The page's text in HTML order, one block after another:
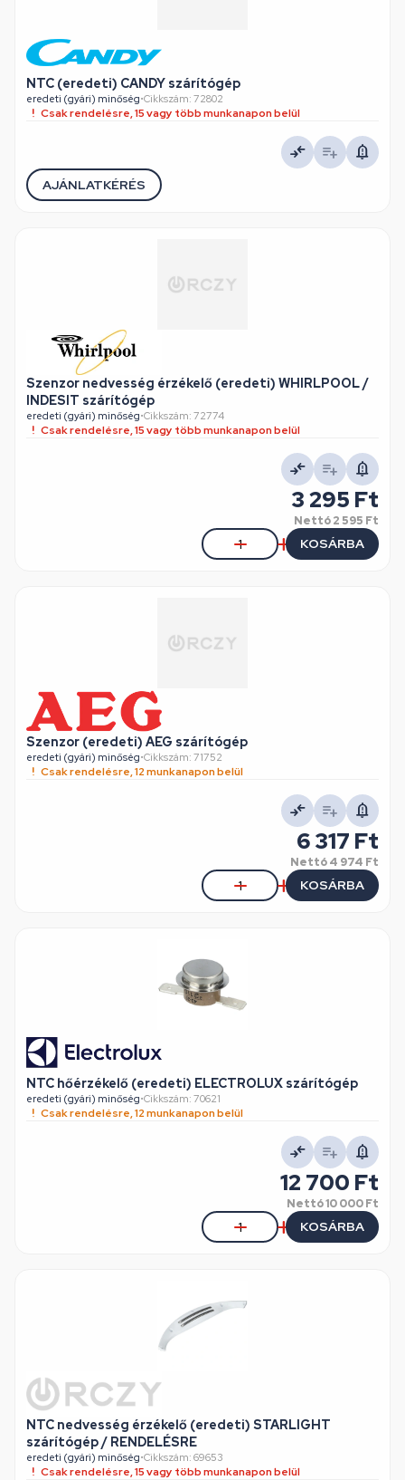
NTC (eredeti) CANDY szárítógép
eredeti (gyári) minőség•Cikkszám: 72802
Csak rendelésre, 15 vagy több munkanapon belül
AJÁNLATKÉRÉS
Szenzor nedvesség érzékelő (eredeti) WHIRLPOOL /
INDESIT szárítógép
eredeti (gyári) minőség•Cikkszám: 72774
Csak rendelésre, 15 vagy több munkanapon belül
3 295 Ft
Nettó2 595 Ft
KOSÁRBA
Szenzor (eredeti) AEG szárítógép
eredeti (gyári) minőség•Cikkszám: 71752
Csak rendelésre, 12 munkanapon belül
6 317 Ft
Nettó4 974 Ft
KOSÁRBA
NTC hőérzékelő (eredeti) ELECTROLUX szárítógép
eredeti (gyári) minőség•Cikkszám: 70621
Csak rendelésre, 12 munkanapon belül
12 700 Ft
Nettó10 000 Ft
KOSÁRBA
NTC nedvesség érzékelő (eredeti) STARLIGHT
szárítógép / RENDELÉSRE
eredeti (gyári) minőség•Cikkszám: 69653
Csak rendelésre, 15 vagy több munkanapon belül